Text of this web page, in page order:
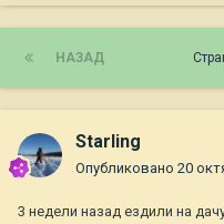
НАЗАД
Starling
Опубликовано 20
3 недели назад ездили на